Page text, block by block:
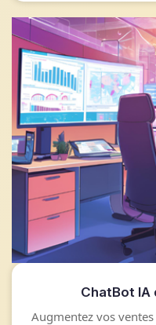
ChatBot IA
Augmentez vos